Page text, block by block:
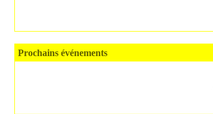
Prochains événements